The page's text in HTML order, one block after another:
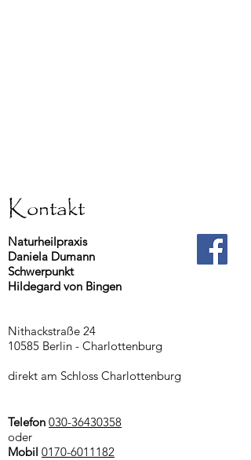
Kontakt
Naturheilpraxis
Daniela Dumann
Schwerpunkt
Hildegard von Bingen
Nithackstraße 24
10585 Berlin - Charlottenburg
direkt am Schloss Charlottenburg
Telefon 030-36430358
oder
Mobil 0170-6011182